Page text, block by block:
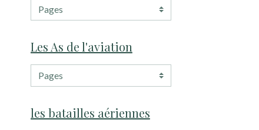
Les As de l'aviation
les batailles aériennes